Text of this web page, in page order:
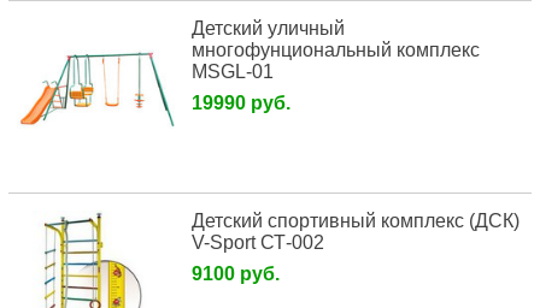
Детский уличный
многофунциональный комплекс
MSGL-01
19990 руб.
Детский спортивный комплекс (ДСК)
V-Sport СТ-002
9100 руб.